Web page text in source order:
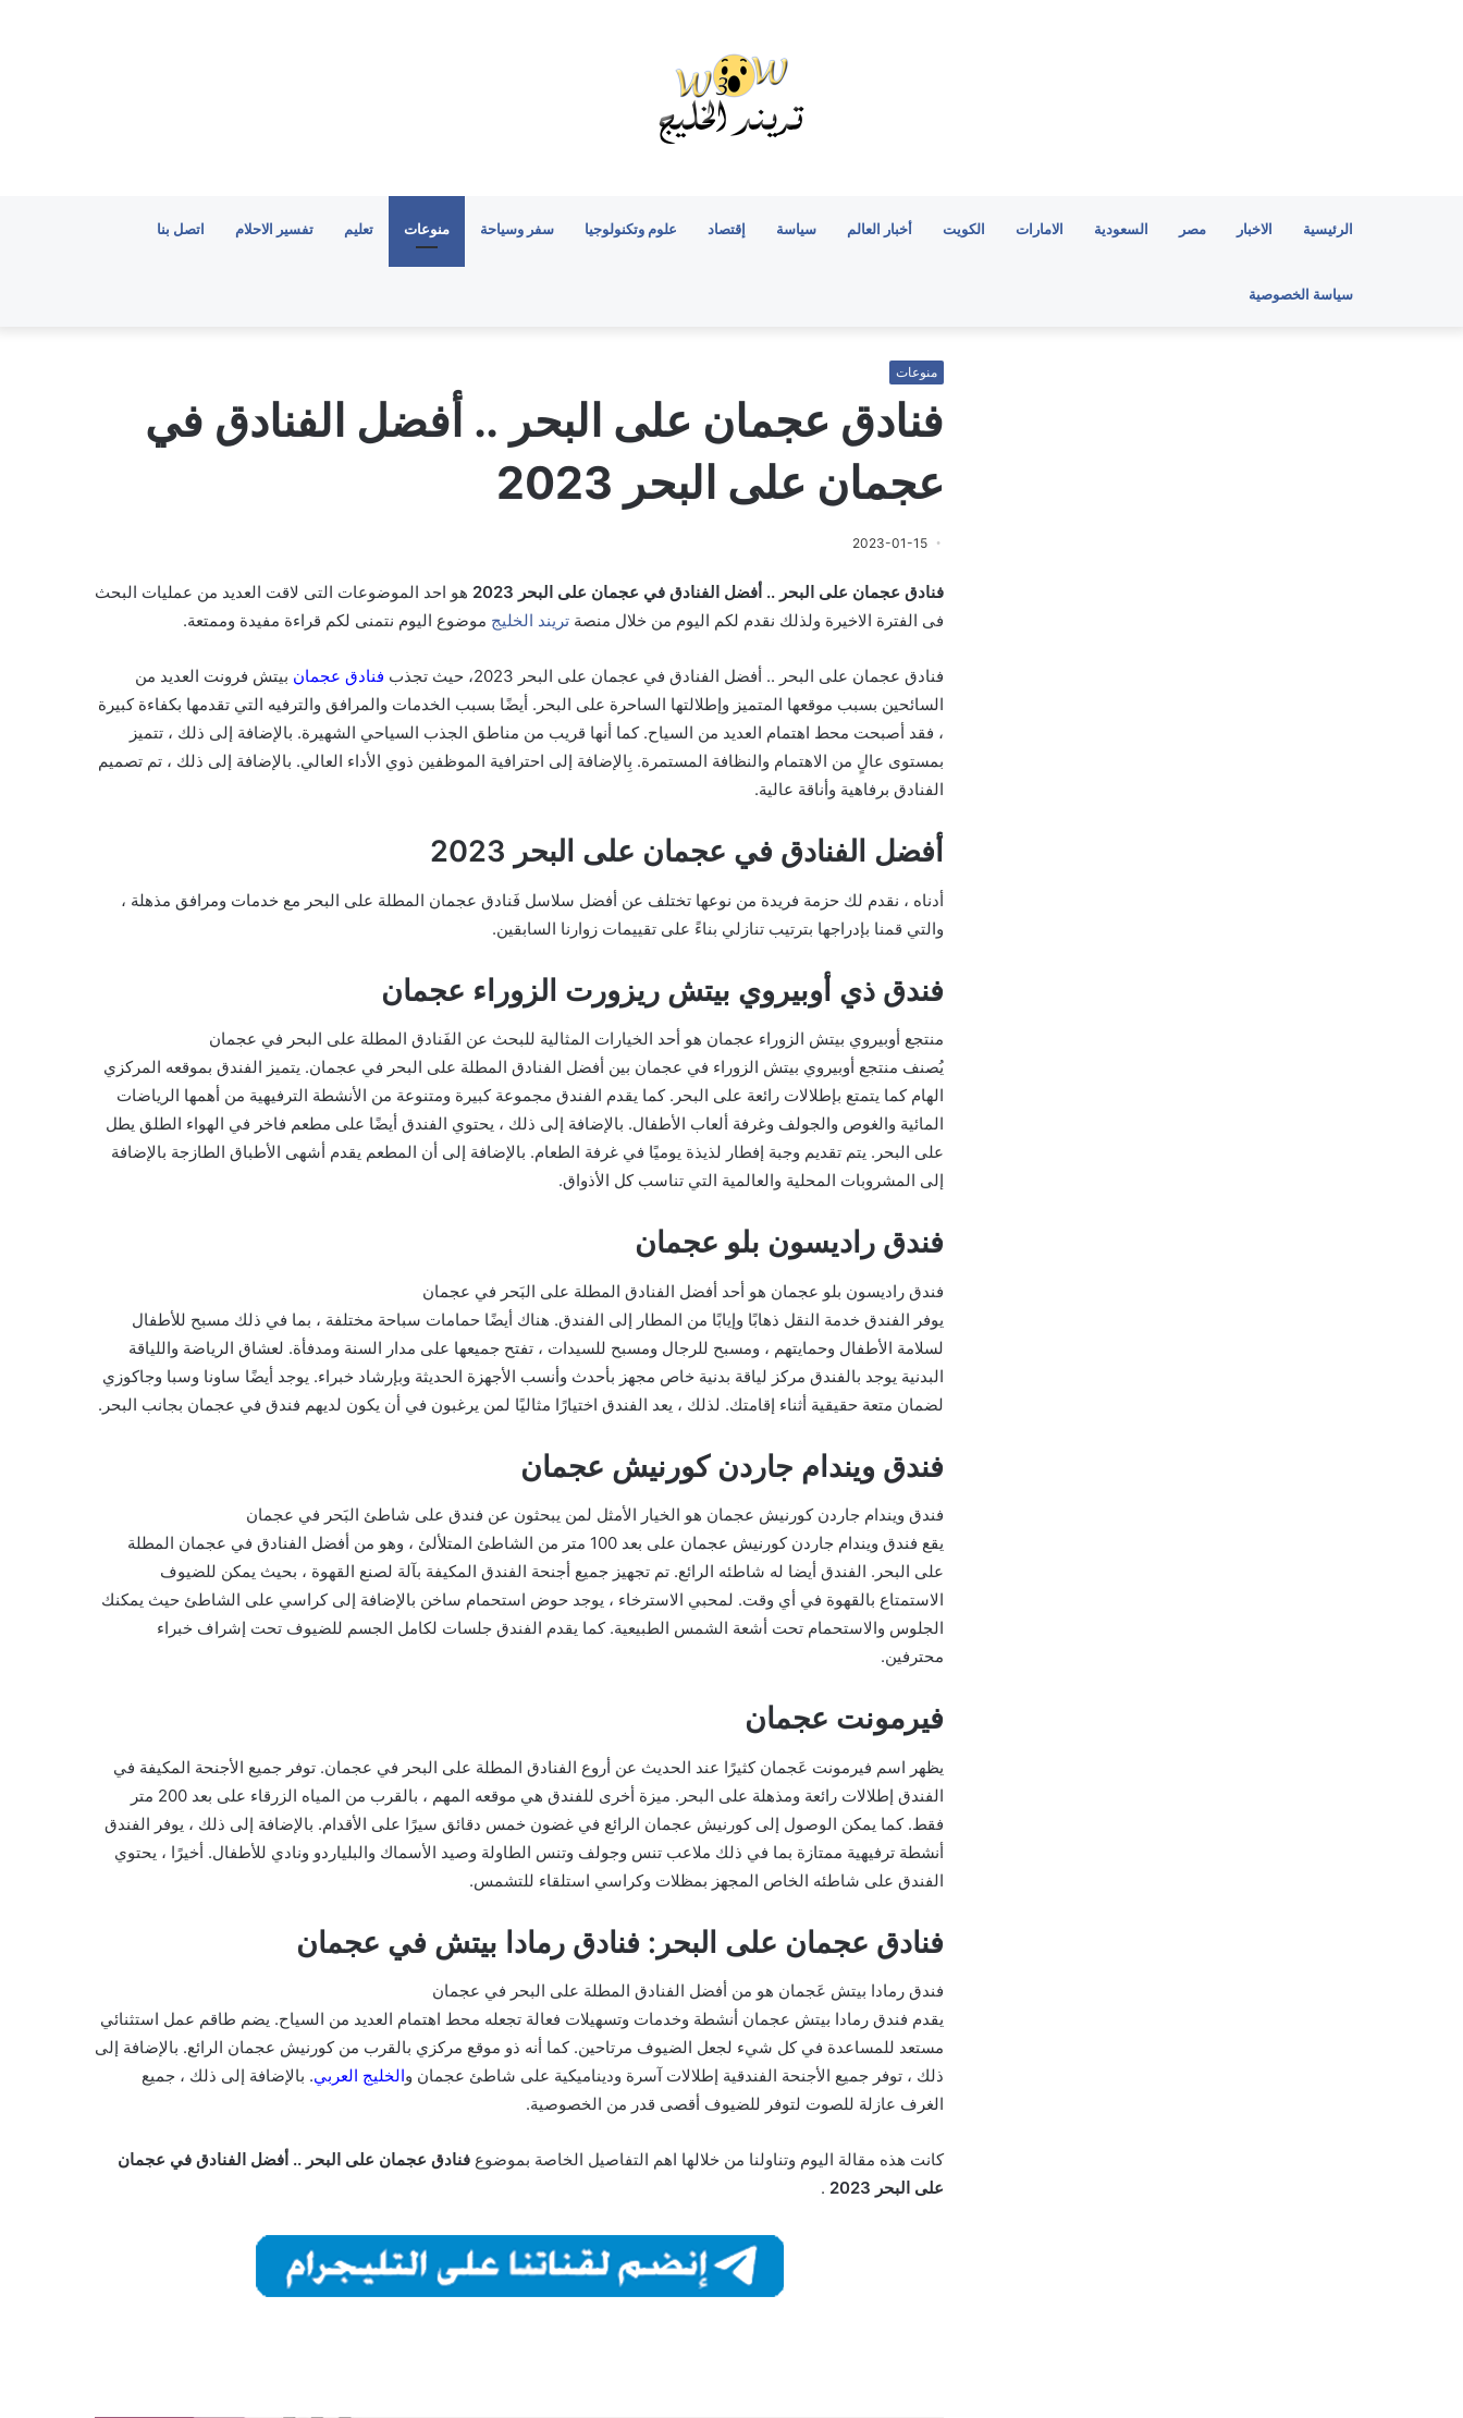
الرئيسية الاخبار مصر السعودية الامارات الكويت أخبار العالم سياسة إقتصاد علوم وتكنولوجيا سفر وسياحة منوعات تعليم تفسير الاحلام اتصل بنا
سياسة الخصوصية
منوعات
فنادق عجمان على البحر .. أفضل الفنادق في
عجمان على البحر 2023
2023-01-15
فنادق عجمان على البحر .. أفضل الفنادق في عجمان على البحر 2023
هو احد الموضوعات التى لاقت العديد من عمليات البحث
فى الفترة الاخيرة ولذلك نقدم لكم اليوم من خلال منصة تريند الخليج موضوع اليوم نتمنى لكم قراءة مفيدة وممتعة.
فنادق عجمان على البحر .. أفضل الفنادق في عجمان على البحر 2023، حيث تجذب فنادق عجمان بيتش فرونت العديد من
السائحين بسبب موقعها المتميز وإطلالتها الساحرة على البحر. أيضًا بسبب الخدمات والمرافق والترفيه التي تقدمها بكفاءة كبيرة
، فقد أصبحت محط اهتمام العديد من السياح. كما أنها قريب من مناطق الجذب السياحي الشهيرة. بالإضافة إلى ذلك ، تتميز
بمستوى عالٍ من الاهتمام والنظافة المستمرة. بِالإضافة إلى احترافية الموظفين ذوي الأداء العالي. بالإضافة إلى ذلك ، تم تصميم
الفنادق برفاهية وأناقة عالية.
أفضل الفنادق في عجمان على البحر 2023
أدناه ، نقدم لك حزمة فريدة من نوعها تختلف عن أفضل سلاسل فَنادق عجمان المطلة على البحر مع خدمات ومرافق مذهلة ،
والتي قمنا بإدراجها بترتيب تنازلي بناءً على تقييمات زوارنا السابقين.
فندق ذي أوبيروي بيتش ريزورت الزوراء عجمان
منتجع أوبيروي بيتش الزوراء عجمان هو أحد الخيارات المثالية للبحث عن الفَنادق المطلة على البحر في عجمان
يُصنف منتجع أوبيروي بيتش الزوراء في عجمان بين أفضل الفنادق المطلة على البحر في عجمان. يتميز الفندق بموقعه المركزي
الهام كما يتمتع بإطلالات رائعة على البحر. كما يقدم الفندق مجموعة كبيرة ومتنوعة من الأنشطة الترفيهية من أهمها الرياضات
المائية والغوص والجولف وغرفة ألعاب الأطفال. بالإضافة إلى ذلك ، يحتوي الفندق أيضًا على مطعم فاخر في الهواء الطلق يطل
على البحر. يتم تقديم وجبة إفطار لذيذة يوميًا في غرفة الطعام. بالإضافة إلى أن المطعم يقدم أشهى الأطباق الطازجة بالإضافة
إلى المشروبات المحلية والعالمية التي تناسب كل الأذواق.
فندق راديسون بلو عجمان
فندق راديسون بلو عجمان هو أحد أفضل الفنادق المطلة على البَحر في عجمان
يوفر الفندق خدمة النقل ذهابًا وإيابًا من المطار إلى الفندق. هناك أيضًا حمامات سباحة مختلفة ، بما في ذلك مسبح للأطفال
لسلامة الأطفال وحمايتهم ، ومسبح للرجال ومسبح للسيدات ، تفتح جميعها على مدار السنة ومدفأة. لعشاق الرياضة واللياقة
البدنية يوجد بالفندق مركز لياقة بدنية خاص مجهز بأحدث وأنسب الأجهزة الحديثة وبإرشاد خبراء. يوجد أيضًا ساونا وسبا وجاكوزي
لضمان متعة حقيقية أثناء إقامتك. لذلك ، يعد الفندق اختيارًا مثاليًا لمن يرغبون في أن يكون لديهم فندق في عجمان بجانب البحر.
فندق ويندام جاردن كورنيش عجمان
فندق ويندام جاردن كورنيش عجمان هو الخيار الأمثل لمن يبحثون عن فندق على شاطئ البَحر في عجمان
يقع فندق ويندام جاردن كورنيش عجمان على بعد 100 متر من الشاطئ المتلألئ ، وهو من أفضل الفنادق في عجمان المطلة
على البحر. الفندق أيضا له شاطئه الرائع. تم تجهيز جميع أجنحة الفندق المكيفة بآلة لصنع القهوة ، بحيث يمكن للضيوف
الاستمتاع بالقهوة في أي وقت. لمحبي الاسترخاء ، يوجد حوض استحمام ساخن بالإضافة إلى كراسي على الشاطئ حيث يمكنك
الجلوس والاستحمام تحت أشعة الشمس الطبيعية. كما يقدم الفندق جلسات لكامل الجسم للضيوف تحت إشراف خبراء
محترفين.
فيرمونت عجمان
يظهر اسم فيرمونت عَجمان كثيرًا عند الحديث عن أروع الفنادق المطلة على البحر في عجمان. توفر جميع الأجنحة المكيفة في
الفندق إطلالات رائعة ومذهلة على البحر. ميزة أخرى للفندق هي موقعه المهم ، بالقرب من المياه الزرقاء على بعد 200 متر
فقط. كما يمكن الوصول إلى كورنيش عجمان الرائع في غضون خمس دقائق سيرًا على الأقدام. بالإضافة إلى ذلك ، يوفر الفندق
أنشطة ترفيهية ممتازة بما في ذلك ملاعب تنس وجولف وتنس الطاولة وصيد الأسماك والبلياردو ونادي للأطفال. أخيرًا ، يحتوي
الفندق على شاطئه الخاص المجهز بمظلات وكراسي استلقاء للتشمس.
فنادق عجمان على البحر: فنادق رمادا بيتش في عجمان
فندق رمادا بيتش عَجمان هو من أفضل الفنادق المطلة على البحر في عجمان
يقدم فندق رمادا بيتش عجمان أنشطة وخدمات وتسهيلات فعالة تجعله محط اهتمام العديد من السياح. يضم طاقم عمل استثنائي
مستعد للمساعدة في كل شيء لجعل الضيوف مرتاحين. كما أنه ذو موقع مركزي بالقرب من كورنيش عجمان الرائع. بالإضافة إلى
ذلك ، توفر جميع الأجنحة الفندقية إطلالات آسرة وديناميكية على شاطئ عجمان والخليج العربي. بالإضافة إلى ذلك ، جميع
الغرف عازلة للصوت لتوفر للضيوف أقصى قدر من الخصوصية.
كانت هذه مقالة اليوم وتناولنا من خلالها اهم التفاصيل الخاصة بموضوع فنادق عجمان على البحر .. أفضل الفنادق في عجمان
على البحر 2023
.